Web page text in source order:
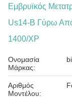
Εμβρυϊκός
Us14-Β Γύρω
1400/XP
Ονομασία
Μάρκας:
Αριθμός
Μοντέλου: